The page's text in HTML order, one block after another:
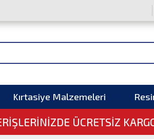
Kırtasiye Malzemeleri
ÜCRETSİZ